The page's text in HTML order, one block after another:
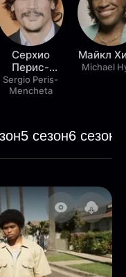
Серхио
Перис-
Менчета
Sergio Peris-
Mencheta
Майкл
Michael
5 сезон6 сезон